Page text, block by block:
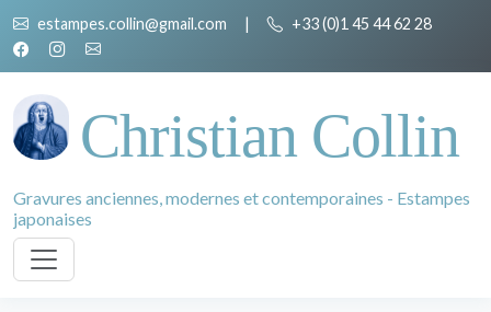
estampes.collin@gmail.com | +33 (0)1 45 44 62 28
Christian Collin
Gravures anciennes, modernes et contemporaines - Estampes
japonaises